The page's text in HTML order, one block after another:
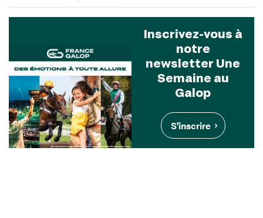
Inscrivez-vous à
notre
newsletter Une
Semaine au
Galop
S'inscrire